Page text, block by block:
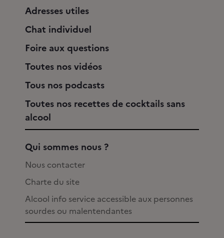
Adresses utiles
Chat individuel
Foire aux questions
Toutes nos vidéos
Tous nos podcasts
Toutes nos recettes de cocktails sans
alcool
Qui sommes nous ?
Nous contacter
Charte du site
Alcool info service accessible aux personnes
sourdes ou malentendantes